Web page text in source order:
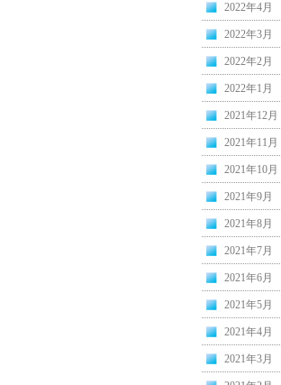
2022年4月
2022年3月
2022年2月
2022年1月
2021年12月
2021年11月
2021年10月
2021年9月
2021年8月
2021年7月
2021年6月
2021年5月
2021年4月
2021年3月